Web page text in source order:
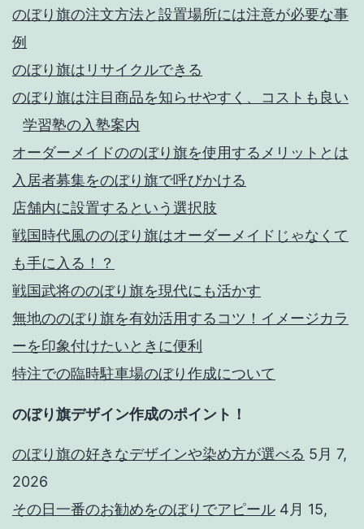
のぼり旗の注文方法と設置場所には注意が必要な事
例
のぼり旗はリサイクルできる
のぼり旗は注目商品を知らせやすく、コストも良い
学習塾の入塾案内
オーダーメイドののぼり旗を使用するメリットとは
入居者募集をのぼり旗で呼びかける
店舗内に設置するという選択肢
戦国時代風ののぼり旗はオーダーメイドじゃなくて
も手に入る！？
戦国武将ののぼり旗を現代にも活かす
無地ののぼり旗を有効活用するコツ！イメージカラ
ーを印象付けたいときに便利
特注での臨時駐車場のぼり作成について
のぼり旗デザイン作成のポイント！
のぼり旗の好きなデザインや染め方が選べる 5月 7,
2026
その日一番のお勧めをのぼりでアピール 4月 15,